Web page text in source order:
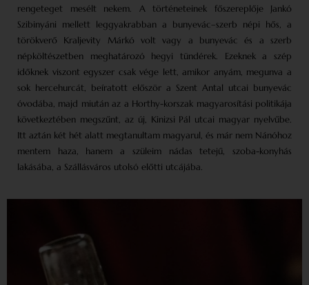
rengeteget mesélt nekem. A történeteinek főszereplője Jankó
Szibinyáni mellett leggyakrabban a bunyevác–szerb népi hős, a
törökverő Kraljevity Márkó volt vagy a bunyevác és a szerb
népköltészetben meghatározó hegyi tündérek. Ezeknek a szép
időknek viszont egyszer csak vége lett, amikor anyám, megunva a
sok hercehurcát, beíratott először a Szent Antal utcai bunyevác
óvodába, majd miután az a Horthy-korszak magyarosítási politikája
következtében megszűnt, az új, Kinizsi Pál utcai magyar nyelvűbe.
Itt aztán két hét alatt megtanultam magyarul, és már nem Nánóhoz
mentem haza, hanem a szüleim nádas tetejű, szoba-konyhás
lakásába, a Szállásváros utolsó előtti utcájába.